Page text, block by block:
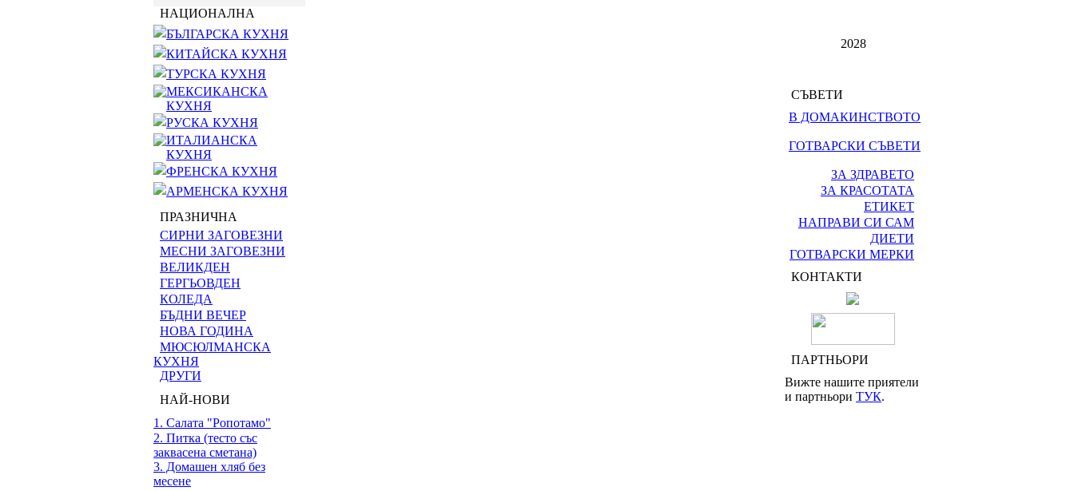
НАЦИОНАЛНА
БЪЛГАРСКА КУХНЯ
КИТАЙСКА КУХНЯ
ТУРСКА КУХНЯ
МЕКСИКАНСКА
КУХНЯ
РУСКА КУХНЯ
ИТАЛИАНСКА
КУХНЯ
ФРЕНСКА КУХНЯ
АРМЕНСКА КУХНЯ
ПРАЗНИЧНА
СИРНИ ЗАГОВЕЗНИ
МЕСНИ ЗАГОВЕЗНИ
ВЕЛИКДЕН
ГЕРГЬОВДЕН
КОЛЕДА
БЪДНИ ВЕЧЕР
НОВА ГОДИНА
МЮСЮЛМАНСКА
КУХНЯ
ДРУГИ
НАЙ-НОВИ
1. Салата "Ропотамо"
2. Питка (тесто със
заквасена сметана)
3. Домашен хляб без
месене
2028
СЪВЕТИ
В ДОМАКИНСТВОТО
ГОТВАРСКИ СЪВЕТИ
ЗА ЗДРАВЕТО
ЗА КРАСОТАТА
ЕТИКЕТ
НАПРАВИ СИ САМ
ДИЕТИ
ГОТВАРСКИ МЕРКИ
КОНТАКТИ
ПАРТНЬОРИ
Вижте нашите приятели
и партньори ТУК.